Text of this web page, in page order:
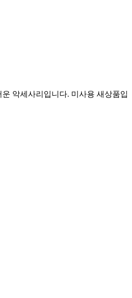
악세사리입니다. 미사용 새상품입